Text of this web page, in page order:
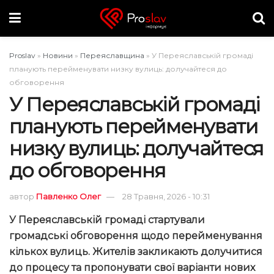
Proslav » Новини » Переяславщина » У Переяславській громаді
планують перейменувати низку вулиць: долучайтеся до
обговорення
У Переяславській громаді
планують перейменувати
низку вулиць: долучайтеся
до обговорення
автор Павленко Олег 28 Травня, 2026 - 10:31
У Переяславській громаді стартували
громадські обговорення щодо перейменування
кількох вулиць. Жителів закликають долучитися
до процесу та пропонувати свої варіанти нових